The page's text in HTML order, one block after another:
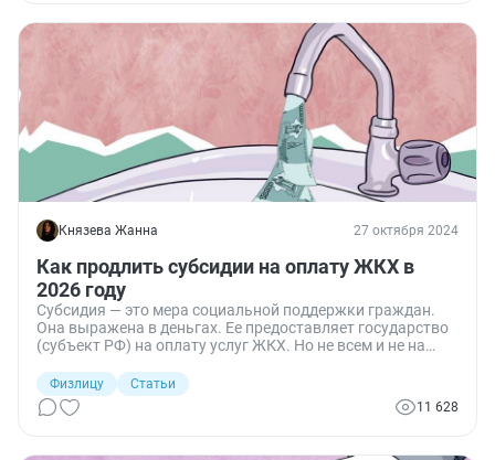
Князева Жанна 27 октября 2024
Как продлить субсидии на оплату ЖКХ в
2026 году
Субсидия — это мера социальной поддержки граждан.
Она выражена в деньгах. Ее предоставляет государство
(субъект РФ) на оплату услуг ЖКХ. Но не всем и не на
получения таких денег, расскажу сегодня.
Физлицу
Статьи
11 628